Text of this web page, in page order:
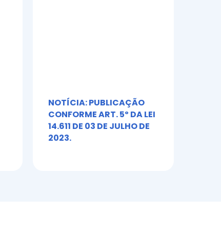
NOTÍCIA: PUBLICAÇÃO
CONFORME ART. 5º DA LEI
14.611 DE 03 DE JULHO DE
2023.